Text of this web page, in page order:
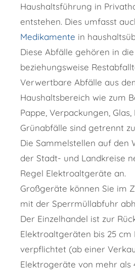
Haushaltsführung in
entstehen. Dies umfasst
Medikamente in
Diese Abfälle gehören in
beziehungsweise
Verwertbare Abfälle aus
Haushaltsbereich wie zum
Pappe, Verpackungen, Glas,
Grünabfälle sind getrennt
Die Sammelstellen auf den
der Stadt- und Landkreise
Regel Elektroaltgeräte an.
Großgeräte können Sie im
mit der Sperrmüllabfuhr
Der Einzelhandel ist zur
Elektroaltgeräten bis 25 cm
verpflichtet (ab einer
Elektrogeräte von mehr als